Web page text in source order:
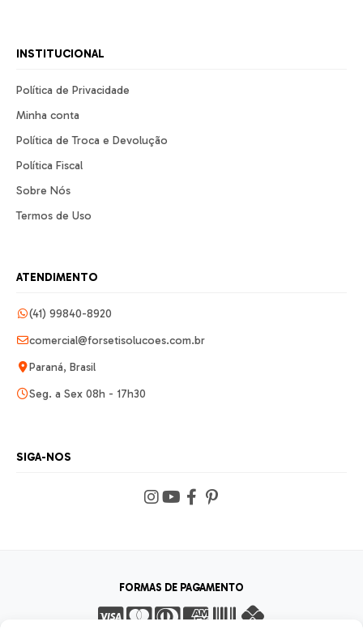
INSTITUCIONAL
Política de Privacidade
Minha conta
Política de Troca e Devolução
Política Fiscal
Sobre Nós
Termos de Uso
ATENDIMENTO
(41) 99840-8920
comercial@forsetisolucoes.com.br
Paraná, Brasil
Seg. a Sex 08h - 17h30
SIGA-NOS
FORMAS DE PAGAMENTO